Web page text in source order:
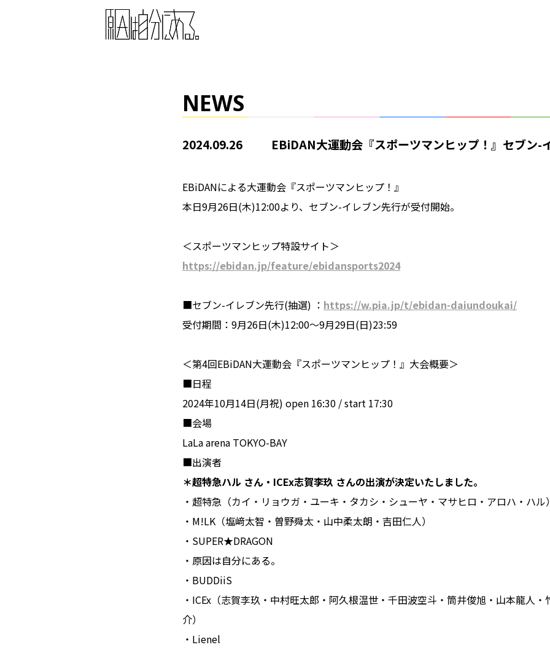
NEWS
2024.09.26 EBiDAN大運動会『スポーツマンヒップ！』セブン-
EBiDANによる大運動会『スポーツマンヒップ！』
本日9月26日(木)12:00より、セブン-イレブン先行が受付開始。
＜スポーツマンヒップ特設サイト＞
https://ebidan.jp/feature/ebidansports2024
■セブン-イレブン先行(抽選) ： https://w.pia.jp/t/ebidan-daiundoukai/
受付期間：9月26日(木)12:00〜9月29日(日)23:59
＜第4回EBiDAN大運動会『スポーツマンヒップ！』大会概要＞
■日程
2024年10月14日(月祝) open 16:30 / start 17:30
■会場
LaLa arena TOKYO-BAY
■出演者
＊超特急ハル さん・ICEx志賀李玖 さんの出演が決定いたしました。
・超特急（カイ・リョウガ・ユーキ・タカシ・シューヤ・マサヒロ・アロハ・ハル）
・M!LK（塩﨑太智・曽野舜太・山中柔太朗・吉田仁人）
・SUPER★DRAGON
・原因は自分にある。
・BUDDiiS
・ICEx（志賀李玖・中村旺太郎・阿久根温世・千田波空斗・筒井俊旭・山本龍人
介）
・Lienel